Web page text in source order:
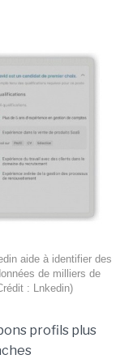
aide à identifier des
de milliers de
: Lnkedin)
profils plus